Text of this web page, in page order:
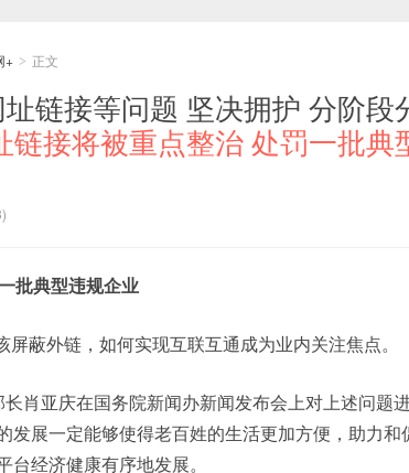
+ > 正文
链接等问题 坚决拥护 分阶段
链接将被重点整治 处罚一批典
批典型违规企业
蔽外链，如何实现互联互通成为业内关注焦点。
肖亚庆在国务院新闻办新闻发布会上对上述问题
发展一定能够使得老百姓的生活更加方便，助力和
经济健康有序地发展。